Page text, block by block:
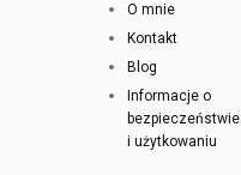
O mnie
Kontakt
Blog
Informacje o
bezpieczeństwie
i użytkowaniu